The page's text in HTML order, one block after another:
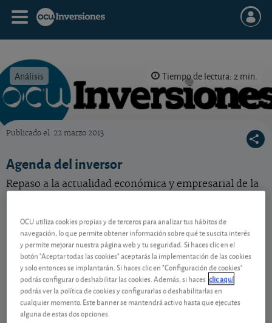
Análisis Tiempo de lectura: 2 min.
Publicado el 22 marzo 2013
Agenda del inversor
Repaso a la actualidad económica y empresarial de la
Contenido reservado a SOCIOS
Gestiona tu dinero con visión
experta
y consigue que cada euro trabaje
OCU utiliza cookies propias y de terceros para analizar tus hábitos de
navegación, lo que permite obtener información sobre qué te suscita interés
y permite mejorar nuestra página web y tu seguridad. Si haces clic en el
botón "Aceptar todas las cookies" aceptarás la implementación de las cookies
y solo entonces se implantarán. Si haces clic en "Configuración de cookies"
podrás configurar o deshabilitar las cookies. Además, si haces clic aquí
podrás ver la política de cookies y configurarlas o deshabilitarlas en
cualquier momento. Este banner se mantendrá activo hasta que ejecutes
alguna de estas dos opciones.